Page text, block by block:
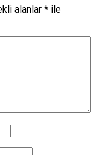
alanlar * ile